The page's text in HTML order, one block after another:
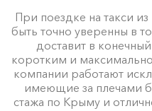
При поездке на такси
быть точно уверенны в
доставит в
коротким и
компании работают
имеющие за плечами
стажа по Крыму и